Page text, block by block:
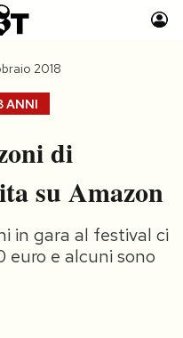
Moda
Consumismi
Storie/Idee
Ok Boomer!
ANNI
2018
di
su Amazon
in gara al festival ci
euro e alcuni sono